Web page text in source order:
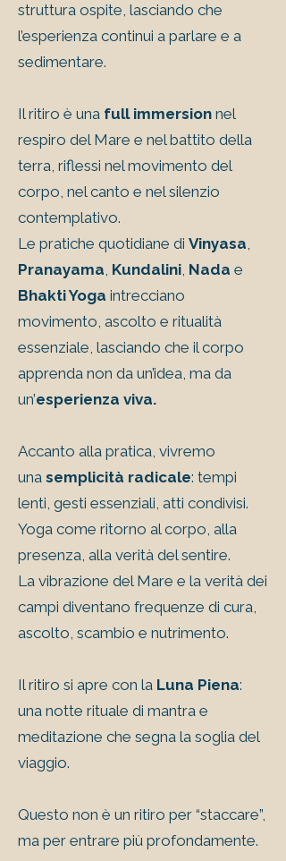
struttura ospite, lasciando che
l’esperienza continui a parlare e a
sedimentare.
Il ritiro è una full immersion nel
respiro del Mare e nel battito della
terra, riflessi nel movimento del
corpo, nel canto e nel silenzio
contemplativo.
Le pratiche quotidiane di Vinyasa,
Pranayama, Kundalini, Nada e
Bhakti Yoga intrecciano
movimento, ascolto e ritualità
essenziale, lasciando che il corpo
apprenda non da un’idea, ma da
un’esperienza viva.
Accanto alla pratica, vivremo
una semplicità radicale: tempi
lenti, gesti essenziali, atti condivisi.
Yoga come ritorno al corpo, alla
presenza, alla verità del sentire.
La vibrazione del Mare e la verità dei
campi diventano frequenze di cura,
ascolto, scambio e nutrimento.
Il ritiro si apre con la Luna Piena:
una notte rituale di mantra e
meditazione che segna la soglia del
viaggio.
Questo non è un ritiro per “staccare”,
ma per entrare più profondamente.